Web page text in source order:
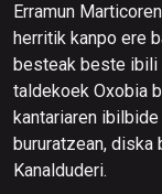
Erramun
herritik kanpo ere
besteak beste ibili
taldekoek Oxobia
kantariaren
bururatzean,
Kanalduderi.